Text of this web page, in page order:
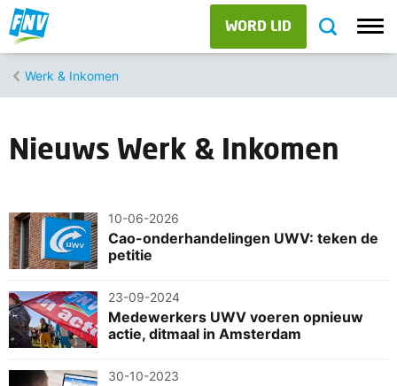
WORD LID
Werk & Inkomen
Nieuws Werk & Inkomen
10-06-2026
Cao-onderhandelingen UWV: teken de
petitie
23-09-2024
Medewerkers UWV voeren opnieuw
actie, ditmaal in Amsterdam
30-10-2023